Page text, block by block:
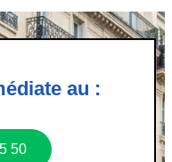
au :
50